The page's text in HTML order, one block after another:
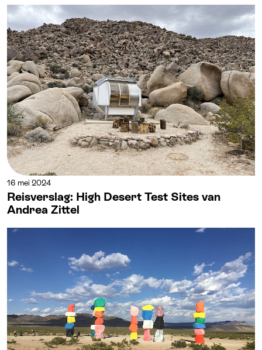
16 mei 2024
Reisverslag: High Desert Test Sites van
Andrea Zittel